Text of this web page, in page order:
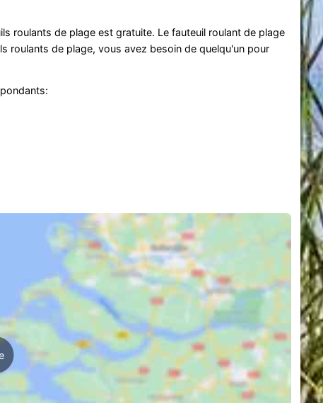
roulants de plage est gratuite. Le fauteuil roulant de plage
roulants de plage, vous avez besoin de quelqu'un pour